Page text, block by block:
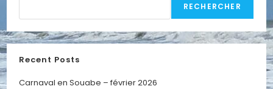
RECHERCHER
Recent Posts
Carnaval en Souabe – février 2026